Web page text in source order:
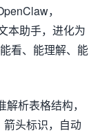
，
本助手，进化为
看、能理解、能
析表格结构，
头标识，自动